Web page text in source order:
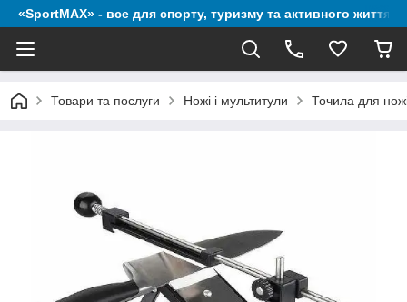
«SportMAX» - все для спорту, туризму та активного життя
Товари та послуги Ножі і мультитули Точила для